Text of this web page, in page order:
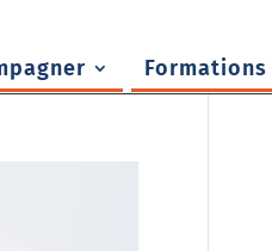
Formations